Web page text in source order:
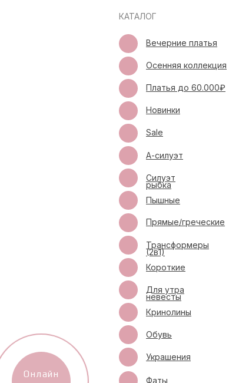
КАТАЛОГ
Осенняя коллекция
Вечерние платья
Силуэт
рыбка
Новинки
Платья до 60.000₽
А-силуэт
Пышные
Прямые/греческие
Трансформеры
(2в1)
Короткие
Обувь
Для утра
невесты
Кринолины
Украшения
Фаты
Sale
Онлайн